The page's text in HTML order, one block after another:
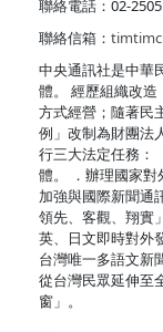
聯絡電話：02-
聯絡信箱：
中央通訊社是中華
體。 經歷組織改
方式經營；隨著民
例」改制為財團法
行三大法定任務：
體。 ．辦理國家對
加強與國際新聞通
領先、客觀、翔實
英、日文即時對外
台灣唯一多語文新
從台灣民眾延伸至
窗」。